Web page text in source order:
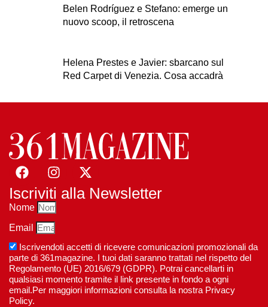
Belen Rodríguez e Stefano: emerge un
nuovo scoop, il retroscena
Helena Prestes e Javier: sbarcano sul
Red Carpet di Venezia. Cosa accadrà
Iscriviti alla Newsletter
Nome
Email
Iscrivendoti accetti di ricevere comunicazioni promozionali da
parte di 361magazine. I tuoi dati saranno trattati nel rispetto del
Regolamento (UE) 2016/679 (GDPR). Potrai cancellarti in
qualsiasi momento tramite il link presente in fondo a ogni
email.Per maggiori informazioni consulta la nostra Privacy
Policy.